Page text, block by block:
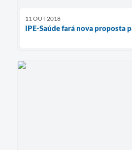
11 OUT 2018
IPE-Saúde fará nova proposta